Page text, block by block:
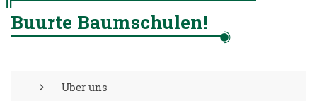
KONTAKT
Buurte Baumschulen!
Uber uns